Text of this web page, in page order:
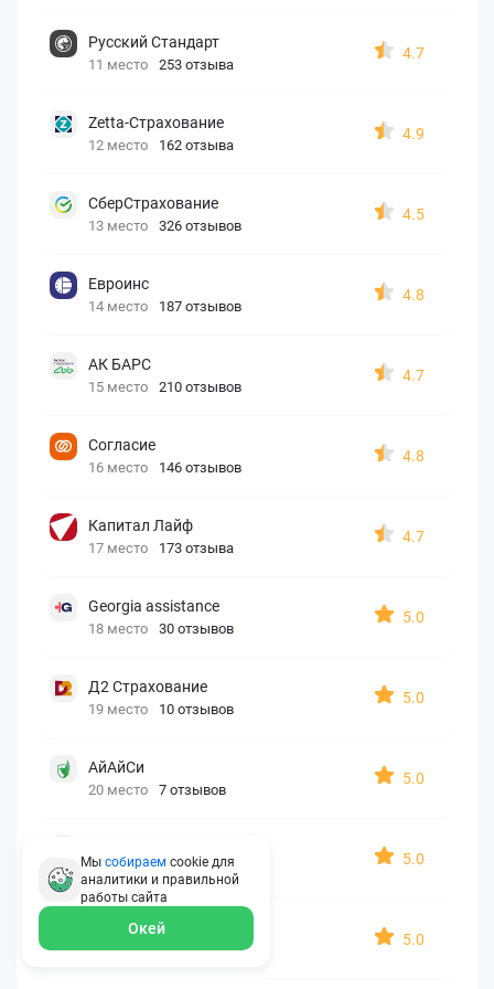
Русский Стандарт
11 место 253 отзыва
4.7
Zetta-Страхование
12 место 162 отзыва
4.9
СберСтрахование
13 место 326 отзывов
4.5
Евроинс
14 место 187 отзывов
4.8
АК БАРС
15 место 210 отзывов
4.7
Согласие
16 место 146 отзывов
4.8
Капитал Лайф
17 место 173 отзыва
4.7
Georgia assistance
18 место 30 отзывов
5.0
Д2 Страхование
19 место 10 отзывов
5.0
АйАйСи
20 место 7 отзывов
5.0
21 место 6 отзывов
5.0
ERGO AXA
22 место 2 отзыва
5.0
Мы собираем cookie для
аналитики и правильной
работы сайта
Окей